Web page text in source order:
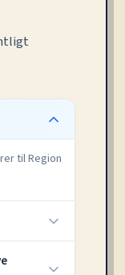
til Region